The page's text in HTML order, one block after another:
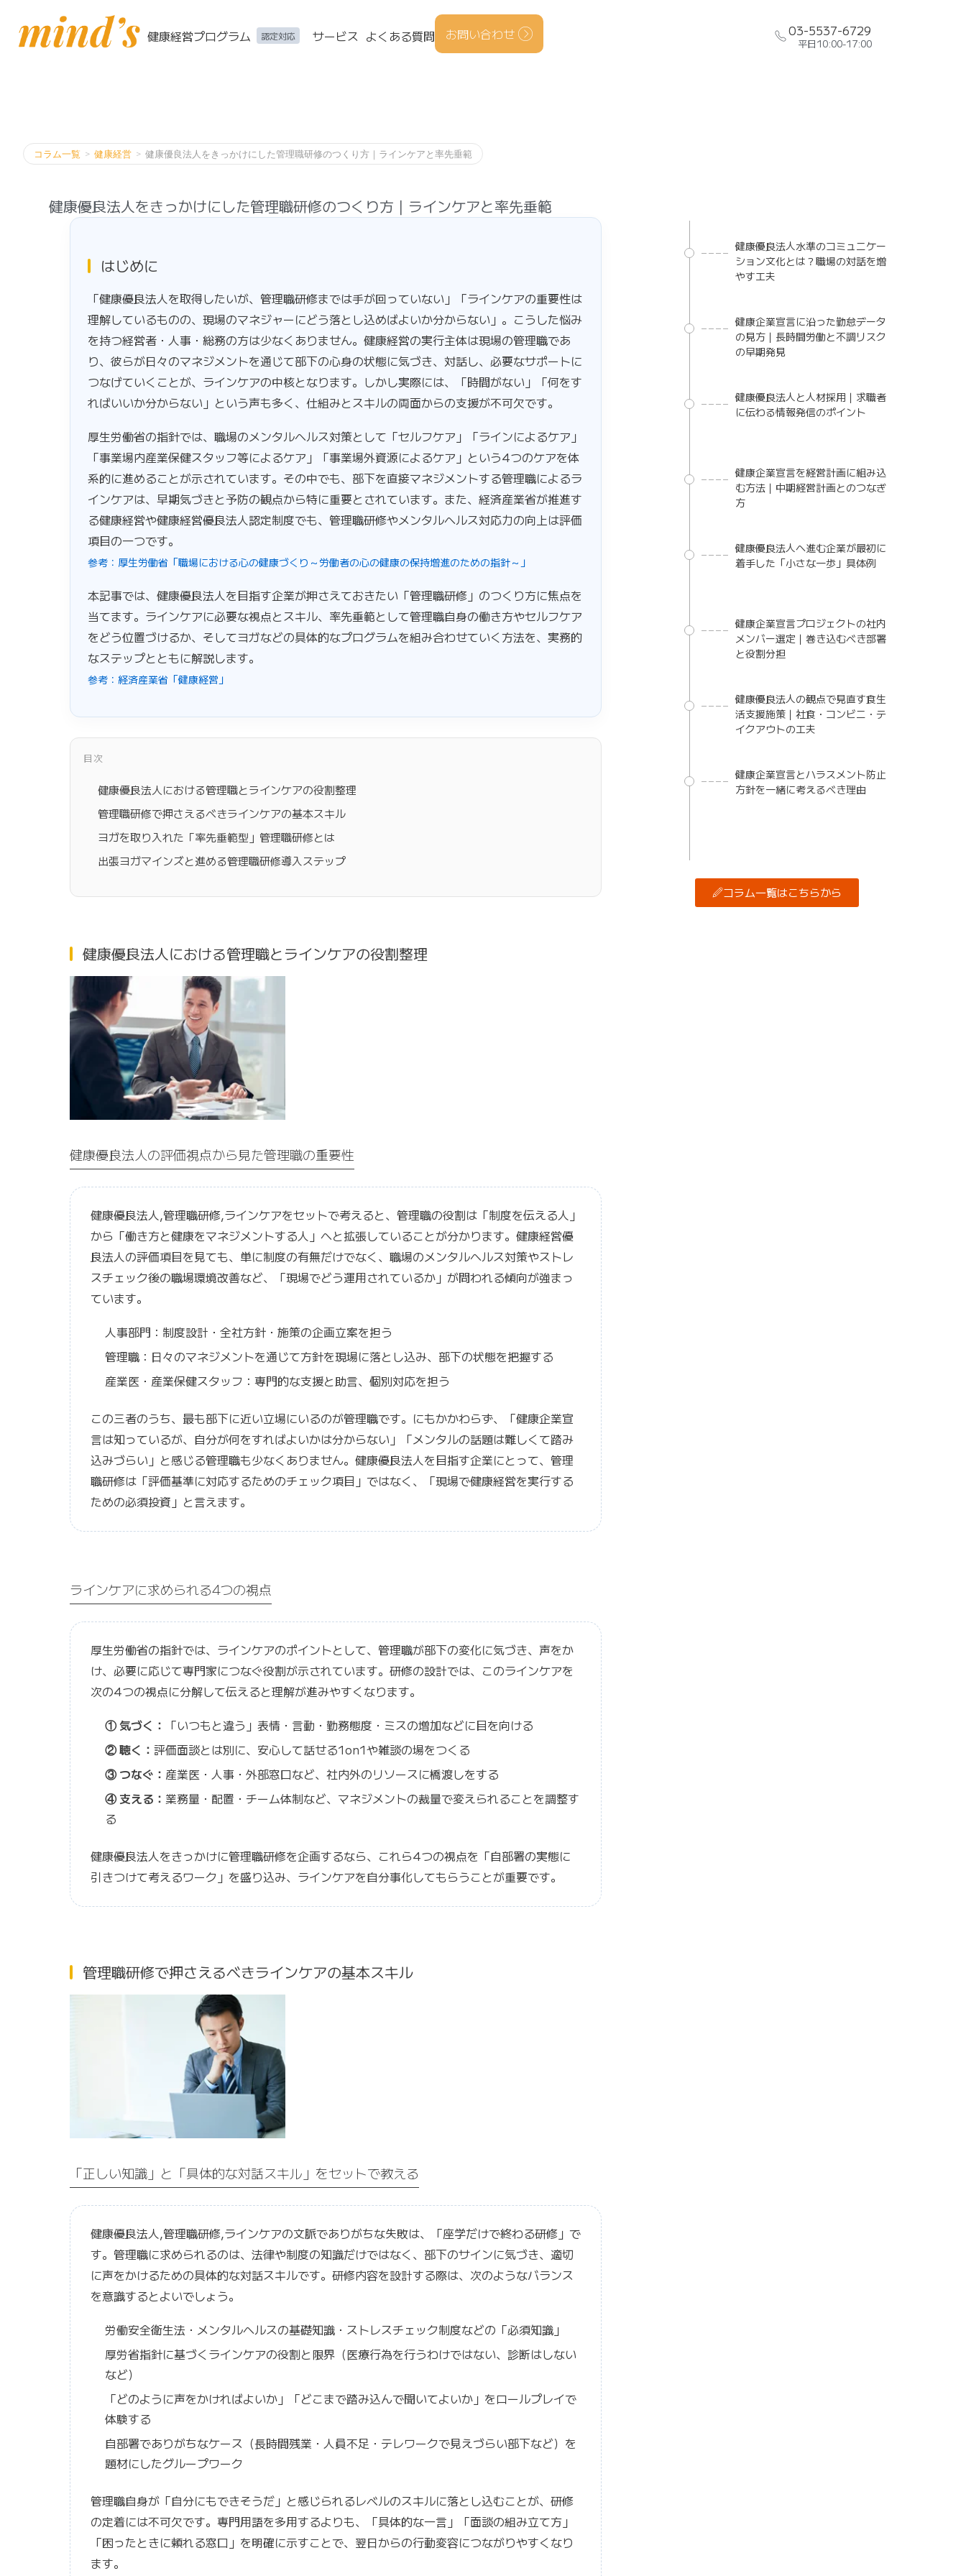
健康経営プログラム 認定対応 サービス よくある質問 お問い合わせ 03-5537-6729
平日10:00-17:00
コラム一覧 > 健康経営 > 健康優良法人をきっかけにした管理職研修のつくり方｜ラインケアと率先垂範
健康優良法人水準のコミュニケー
ション文化とは？職場の対話を増
やす工夫
健康企業宣言に沿った勤怠データ
の見方｜長時間労働と不調リスク
の早期発見
健康優良法人と人材採用｜求職者
に伝わる情報発信のポイント
健康企業宣言を経営計画に組み込
む方法｜中期経営計画とのつなぎ
方
健康優良法人へ進む企業が最初に
着手した「小さな一歩」具体例
健康企業宣言プロジェクトの社内
メンバー選定｜巻き込むべき部署
と役割分担
健康優良法人の観点で見直す食生
活支援施策｜社食・コンビニ・テ
イクアウトの工夫
健康企業宣言とハラスメント防止
方針を一緒に考えるべき理由
コラム一覧はこちらから
健康優良法人をきっかけにした管理職研修のつくり方｜ラインケアと率先垂範
はじめに
「健康優良法人を取得したいが、管理職研修までは手が回っていない」「ラインケアの重要性は
理解しているものの、現場のマネジャーにどう落とし込めばよいか分からない」。こうした悩み
を持つ経営者・人事・総務の方は少なくありません。健康経営の実行主体は現場の管理職であ
り、彼らが日々のマネジメントを通じて部下の心身の状態に気づき、対話し、必要なサポートに
つなげていくことが、ラインケアの中核となります。しかし実際には、「時間がない」「何をす
ればいいか分からない」という声も多く、仕組みとスキルの両面からの支援が不可欠です。
厚生労働省の指針では、職場のメンタルヘルス対策として「セルフケア」「ラインによるケア」
「事業場内産業保健スタッフ等によるケア」「事業場外資源によるケア」という4つのケアを体
系的に進めることが示されています。その中でも、部下を直接マネジメントする管理職によるラ
インケアは、早期気づきと予防の観点から特に重要とされています。また、経済産業省が推進す
る健康経営や健康経営優良法人認定制度でも、管理職研修やメンタルヘルス対応力の向上は評価
項目の一つです。
参考：厚生労働省「職場における心の健康づくり～労働者の心の健康の保持増進のための指針～」
本記事では、健康優良法人を目指す企業が押さえておきたい「管理職研修」のつくり方に焦点を
当てます。ラインケアに必要な視点とスキル、率先垂範として管理職自身の働き方やセルフケア
をどう位置づけるか、そしてヨガなどの具体的なプログラムを組み合わせていく方法を、実務的
なステップとともに解説します。
参考：経済産業省「健康経営」
目次
健康優良法人における管理職とラインケアの役割整理
管理職研修で押さえるべきラインケアの基本スキル
ヨガを取り入れた「率先垂範型」管理職研修とは
出張ヨガマインズと進める管理職研修導入ステップ
健康優良法人における管理職とラインケアの役割整理
健康優良法人の評価視点から見た管理職の重要性
健康優良法人,管理職研修,ラインケアをセットで考えると、管理職の役割は「制度を伝える人」
から「働き方と健康をマネジメントする人」へと拡張していることが分かります。健康経営優
良法人の評価項目を見ても、単に制度の有無だけでなく、職場のメンタルヘルス対策やストレ
スチェック後の職場環境改善など、「現場でどう運用されているか」が問われる傾向が強まっ
ています。
人事部門：制度設計・全社方針・施策の企画立案を担う
管理職：日々のマネジメントを通じて方針を現場に落とし込み、部下の状態を把握する
産業医・産業保健スタッフ：専門的な支援と助言、個別対応を担う
この三者のうち、最も部下に近い立場にいるのが管理職です。にもかかわらず、「健康企業宣
言は知っているが、自分が何をすればよいかは分からない」「メンタルの話題は難しくて踏み
込みづらい」と感じる管理職も少なくありません。健康優良法人を目指す企業にとって、管理
職研修は「評価基準に対応するためのチェック項目」ではなく、「現場で健康経営を実行する
ための必須投資」と言えます。
ラインケアに求められる4つの視点
厚生労働省の指針では、ラインケアのポイントとして、管理職が部下の変化に気づき、声をか
け、必要に応じて専門家につなぐ役割が示されています。研修の設計では、このラインケアを
次の4つの視点に分解して伝えると理解が進みやすくなります。
① 気づく： 「いつもと違う」表情・言動・勤務態度・ミスの増加などに目を向ける
② 聴く：評価面談とは別に、安心して話せる1on1や雑談の場をつくる
③ つなぐ： 産業医・人事・外部窓口など、社内外のリソースに橋渡しをする
④ 支える： 業務量・配置・チーム体制など、マネジメントの裁量で変えられることを調整す
る
健康優良法人をきっかけに管理職研修を企画するなら、これら4つの視点を「自部署の実態に
引きつけて考えるワーク」を盛り込み、ラインケアを自分事化してもらうことが重要です。
管理職研修で押さえるべきラインケアの基本スキル
「正しい知識」と「具体的な対話スキル」をセットで教える
健康優良法人,管理職研修,ラインケアの文脈でありがちな失敗は、「座学だけで終わる研修」で
す。管理職に求められるのは、法律や制度の知識だけではなく、部下のサインに気づき、適切
に声をかけるための具体的な対話スキルです。研修内容を設計する際は、次のようなバランス
を意識するとよいでしょう。
労働安全衛生法・メンタルヘルスの基礎知識・ストレスチェック制度などの「必須知識」
厚労省指針に基づくラインケアの役割と限界（医療行為を行うわけではない、診断はしない
など）
「どのように声をかければよいか」「どこまで踏み込んで聞いてよいか」をロールプレイで
体験する
自部署でありがちなケース（長時間残業・人員不足・テレワークで見えづらい部下など）を
題材にしたグループワーク
管理職自身が「自分にもできそうだ」と感じられるレベルのスキルに落とし込むことが、研修
の定着には不可欠です。専門用語を多用するよりも、「具体的な一言」「面談の組み立て方」
「困ったときに頼れる窓口」を明確に示すことで、翌日からの行動変容につながりやすくなり
ます。